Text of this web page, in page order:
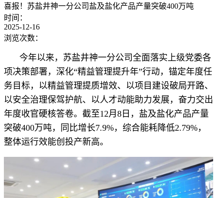
喜报！苏盐井神一分公司盐及盐化产品产量突破400万吨
时间：
2025-12-16
浏览次数：
今年以来，苏盐井神一分公司全面落实上级党委各
项决策部署，深化“精益管理提升年”行动，锚定年度任
务目标，以精益管理提质增效、以项目建设破局开路、
以安全治理保驾护航、以人才动能助力发展，奋力交出
年度收官硬核答卷。 截至12月8日，盐及盐化产品产量
突破400万吨，同比增长7.9%，综合能耗降低2.79%，
整体运行效能创投产新高。